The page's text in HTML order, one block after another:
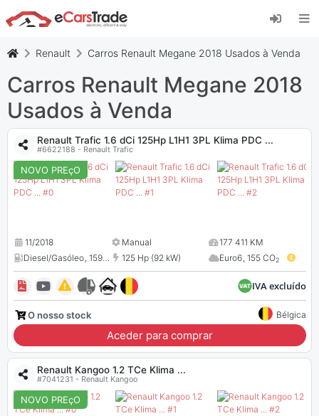
Instale a aplicação web eCarsTrade, adicione-a
ao seu ecrã inicial e receba atualizações
Renault Carros Renault Megane 2018 Usados à Venda
Carros Renault Megane 2018
Usados à Venda
Renault Trafic 1.6 dCi 125Hp L1H1 3PL Klima PDC ...
#6622188 - Renault Trafic
NOVO PREçO
11/2018 Manual
177 411 KM
Diesel/Gasóleo, 1598 cc 125 Hp (92 kW) Euro6, 155 CO2
IVA excluído
O nosso stock Bélgica
Aceder para comprar
Renault Kangoo 1.2 TCe Klima ...
#7041231 - Renault Kangoo
NOVO PREçO